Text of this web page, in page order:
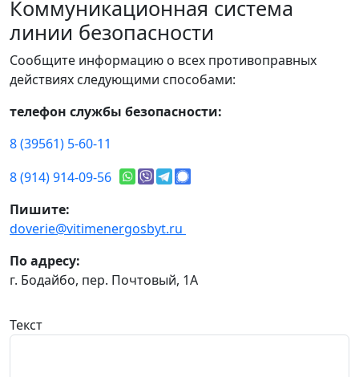
Коммуникационная система
линии безопасности
Сообщите информацию о всех противоправных
действиях следующими способами:
телефон службы безопасности:
8 (39561) 5-60-11
8 (914) 914-09-56
Пишите:
doverie@vitimenergosbyt.ru
По адресу:
г. Бодайбо, пер. Почтовый, 1А
Текст